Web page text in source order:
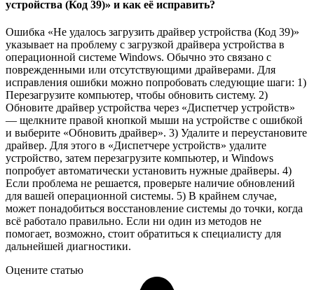
устройства (Код 39)» и как её исправить?
Ошибка «Не удалось загрузить драйвер устройства (Код 39)»
указывает на проблему с загрузкой драйвера устройства в
операционной системе Windows. Обычно это связано с
поврежденными или отсутствующими драйверами. Для
исправления ошибки можно попробовать следующие шаги: 1)
Перезагрузите компьютер, чтобы обновить систему. 2)
Обновите драйвер устройства через «Диспетчер устройств»
— щелкните правой кнопкой мыши на устройстве с ошибкой
и выберите «Обновить драйвер». 3) Удалите и переустановите
драйвер. Для этого в «Диспетчере устройств» удалите
устройство, затем перезагрузите компьютер, и Windows
попробует автоматически установить нужные драйверы. 4)
Если проблема не решается, проверьте наличие обновлений
для вашей операционной системы. 5) В крайнем случае,
может понадобиться восстановление системы до точки, когда
всё работало правильно. Если ни один из методов не
помогает, возможно, стоит обратиться к специалисту для
дальнейшей диагностики.
Оцените статью